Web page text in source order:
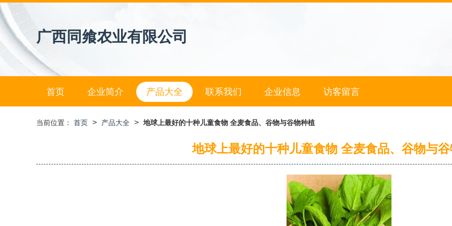
广西同飨农业有限公司
首页 企业简介 产品大全 联系我们 企业信息 访客留言
当前位置： 首页 > 产品大全 > 地球上最好的十种儿童食物 全麦食品、谷物与谷物种植
地球上最好的十种儿童食物 全麦食品、谷物与